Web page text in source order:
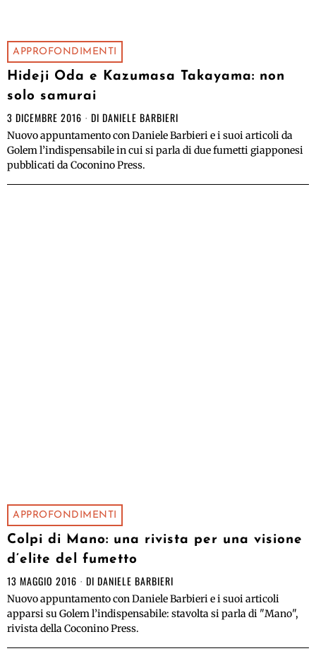
APPROFONDIMENTI
Hideji Oda e Kazumasa Takayama: non
solo samurai
3 DICEMBRE 2016 DI DANIELE BARBIERI
Nuovo appuntamento con Daniele Barbieri e i suoi articoli da
Golem l’indispensabile in cui si parla di due fumetti giapponesi
pubblicati da Coconino Press.
APPROFONDIMENTI
Colpi di Mano: una rivista per una visione
d’elite del fumetto
13 MAGGIO 2016 DI DANIELE BARBIERI
Nuovo appuntamento con Daniele Barbieri e i suoi articoli
apparsi su Golem l’indispensabile: stavolta si parla di "Mano",
rivista della Coconino Press.